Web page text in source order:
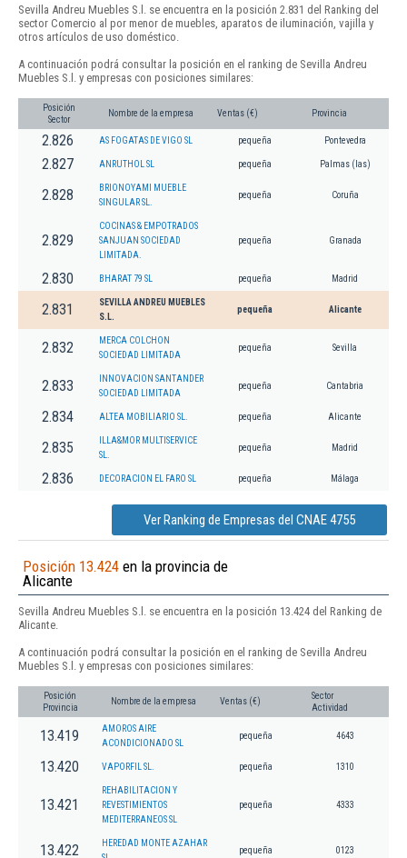
Sevilla Andreu Muebles S.l. se encuentra en la posición 2.831 del Ranking del
sector Comercio al por menor de muebles, aparatos de iluminación, vajilla y
otros artículos de uso doméstico.
A continuación podrá consultar la posición en el ranking de Sevilla Andreu
Muebles S.l. y empresas con posiciones similares:
Posición
Sector
Nombre de la empresa Ventas (€) Provincia
2.826 AS FOGATAS DE VIGO SL pequeña Pontevedra
2.827 ANRUTHOL SL pequeña Palmas (las)
2.828
BRIONOYAMI MUEBLE
SINGULAR SL.
pequeña Coruña
2.829
COCINAS & EMPOTRADOS
SANJUAN SOCIEDAD
LIMITADA.
pequeña Granada
2.830 BHARAT 79 SL pequeña Madrid
2.831
SEVILLA ANDREU MUEBLES
S.L.
pequeña Alicante
2.832
MERCA COLCHON
SOCIEDAD LIMITADA
pequeña Sevilla
2.833
INNOVACION SANTANDER
SOCIEDAD LIMITADA
pequeña Cantabria
2.834 ALTEA MOBILIARIO SL. pequeña Alicante
2.835
ILLA&MOR MULTISERVICE
SL.
pequeña Madrid
2.836 DECORACION EL FARO SL pequeña Málaga
Ver Ranking de Empresas del CNAE 4755
Posición 13.424 en la provincia de
Alicante
Sevilla Andreu Muebles S.l. se encuentra en la posición 13.424 del Ranking de
Alicante.
A continuación podrá consultar la posición en el ranking de Sevilla Andreu
Muebles S.l. y empresas con posiciones similares:
Posición
Provincia
Nombre de la empresa Ventas (€)
Sector
Actividad
13.419
AMOROS AIRE
ACONDICIONADO SL
pequeña 4643
13.420 VAPORFIL SL. pequeña 1310
13.421
REHABILITACION Y
REVESTIMIENTOS
MEDITERRANEOS SL
pequeña 4333
13.422
HEREDAD MONTE AZAHAR
pequeña 0123